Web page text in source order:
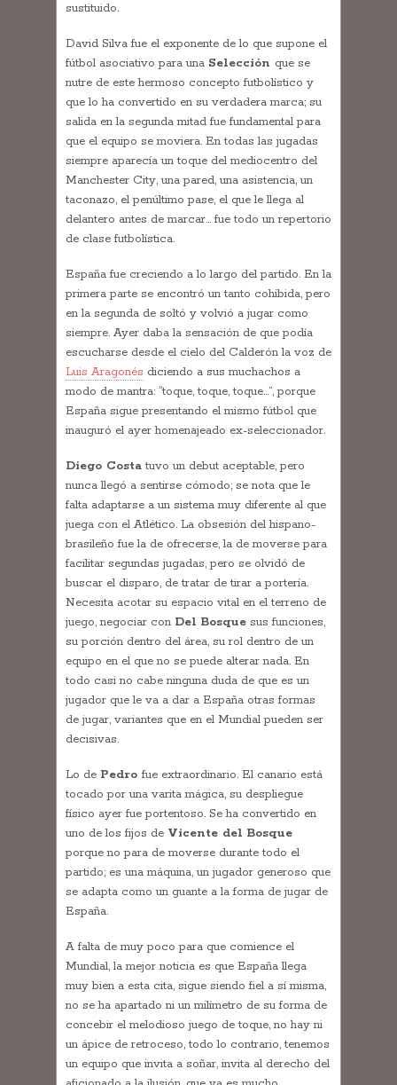
sustituido.
David Silva fue el exponente de lo que supone el
fútbol asociativo para una Selección que se
nutre de este hermoso concepto futbolístico y
que lo ha convertido en su verdadera marca; su
salida en la segunda mitad fue fundamental para
que el equipo se moviera. En todas las jugadas
siempre aparecía un toque del mediocentro del
Manchester City, una pared, una asistencia, un
taconazo, el penúltimo pase, el que le llega al
delantero antes de marcar… fue todo un repertorio
de clase futbolística.
España fue creciendo a lo largo del partido. En la
primera parte se encontró un tanto cohibida, pero
en la segunda de soltó y volvió a jugar como
siempre. Ayer daba la sensación de que podía
escucharse desde el cielo del Calderón la voz de
Luis Aragonés diciendo a sus muchachos a
modo de mantra: “toque, toque, toque…”, porque
España sigue presentando el mismo fútbol que
inauguró el ayer homenajeado ex-seleccionador.
Diego Costatuvo un debut aceptable, pero
nunca llegó a sentirse cómodo; se nota que le
falta adaptarse a un sistema muy diferente al que
juega con el Atlético. La obsesión del hispano-
brasileño fue la de ofrecerse, la de moverse para
facilitar segundas jugadas, pero se olvidó de
buscar el disparo, de tratar de tirar a portería.
Necesita acotar su espacio vital en el terreno de
juego, negociar con Del Bosque sus funciones,
su porción dentro del área, su rol dentro de un
equipo en el que no se puede alterar nada. En
todo casi no cabe ninguna duda de que es un
jugador que le va a dar a España otras formas
de jugar, variantes que en el Mundial pueden ser
decisivas.
Lo de Pedrofue extraordinario. El canario está
tocado por una varita mágica, su despliegue
físico ayer fue portentoso. Se ha convertido en
uno de los fijos de Vicente del Bosque
porque no para de moverse durante todo el
partido; es una máquina, un jugador generoso que
se adapta como un guante a la forma de jugar de
España.
A falta de muy poco para que comience el
Mundial, la mejor noticia es que España llega
muy bien a esta cita, sigue siendo fiel a sí misma,
no se ha apartado ni un milímetro de su forma de
concebir el melodioso juego de toque, no hay ni
un ápice de retroceso, todo lo contrario, tenemos
un equipo que invita a soñar, invita al derecho del